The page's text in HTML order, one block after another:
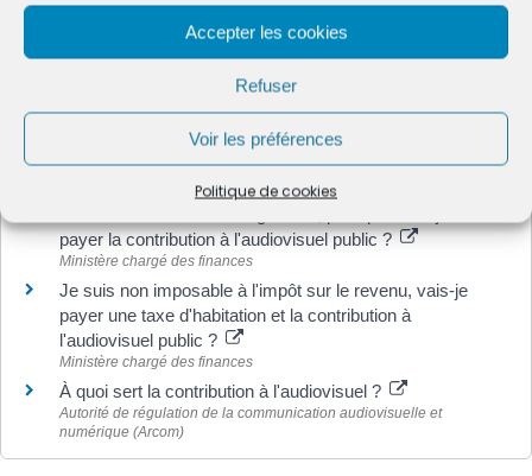
Accepter les cookies
Refuser
Voir les préférences
Politique de cookies
Pour en savoir plus
Site des impôts
Ministère chargé des finances
Brochure pratique - Impôts locaux 2022
Ministère chargé des finances
Impôt sur le revenu : dépliants d'information
Ministère chargé des finances
payer la contribution à l'audiovisuel public ?
Ministère chargé des finances
Je suis non imposable à l'impôt sur le revenu, vais-je
payer une taxe d'habitation et la contribution à
l'audiovisuel public ?
Ministère chargé des finances
À quoi sert la contribution à l'audiovisuel ?
Autorité de régulation de la communication audiovisuelle et
numérique (Arcom)